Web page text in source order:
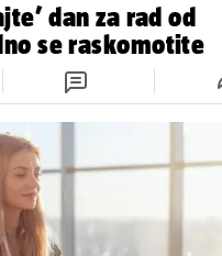
dan za rad od
se raskomotite